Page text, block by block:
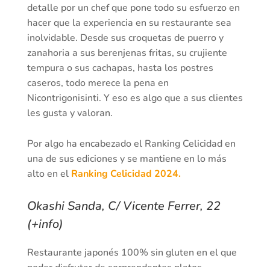
detalle por un chef que pone todo su esfuerzo en
hacer que la experiencia en su restaurante sea
inolvidable. Desde sus croquetas de puerro y
zanahoria a sus berenjenas fritas, su crujiente
tempura o sus cachapas, hasta los postres
caseros, todo merece la pena en
Nicontrigonisinti. Y eso es algo que a sus clientes
les gusta y valoran.
Por algo ha encabezado el Ranking Celicidad en
una de sus ediciones y se mantiene en lo más
alto en el Ranking Celicidad 2024.
Okashi Sanda, C/ Vicente Ferrer, 22
(+info)
Restaurante japonés 100% sin gluten en el que